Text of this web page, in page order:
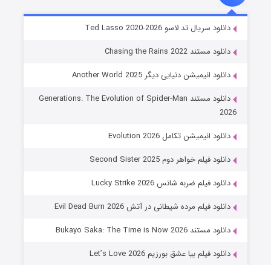
خاندان اژدها فصل ۳
جادوگری در مغولستان
دانلود سریال تد لاسو Ted Lasso 2020-2026
دانلود مستند Chasing the Rains 2022
دانلود انیمیشن دنیایی دیگر Another World 2025
دانلود مستند Generations: The Evolution of Spider-Man
2026
دانلود انیمیشن تکامل Evolution 2026
دانلود فیلم خواهر دوم Second Sister 2025
دانلود فیلم ضربه شانس Lucky Strike 2026
دانلود فیلم مرده شیطانی در آتش Evil Dead Burn 2026
دانلود مستند Bukayo Saka: The Time is Now 2026
دانلود فیلم بیا عشق بورزیم Let’s Love 2026